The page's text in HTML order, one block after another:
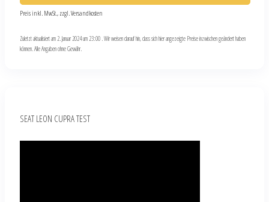
Preis inkl. MwSt., zzgl. Versandkosten
Zuletzt aktualisiert am 2. Januar 2024 um 23:00 . Wir weisen darauf hin, dass sich hier angezeigte Preise inzwischen geändert haben
können. Alle Angaben ohne Gewähr.
SEAT LEON CUPRA TEST